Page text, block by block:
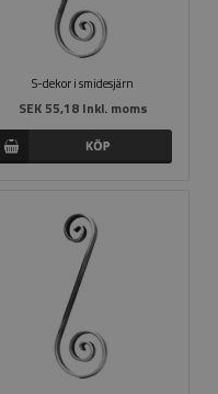
S-dekor i smidesjärn
SEK 55,18 Inkl. moms